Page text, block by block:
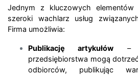
Jednym z kluczowych
szeroki wachlarz usług
Firma umożliwia:
Publikację artykułów –
przedsiębiorstwa mogą
odbiorców, publikując